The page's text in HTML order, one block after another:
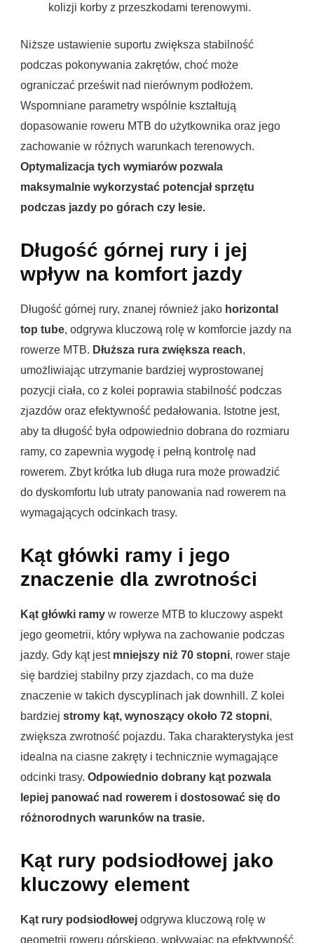
kolizji korby z przeszkodami terenowymi.
Niższe ustawienie suportu zwiększa stabilność
podczas pokonywania zakrętów, choć może
ograniczać prześwit nad nierównym podłożem.
Wspomniane parametry wspólnie kształtują
dopasowanie roweru MTB do użytkownika oraz jego
zachowanie w różnych warunkach terenowych.
Optymalizacja tych wymiarów pozwala
maksymalnie wykorzystać potencjał sprzętu
podczas jazdy po górach czy lesie.
Długość górnej rury i jej
wpływ na komfort jazdy
Długość górnej rury, znanej również jako horizontal
top tube, odgrywa kluczową rolę w komforcie jazdy na
rowerze MTB. Dłuższa rura zwiększa reach,
umożliwiając utrzymanie bardziej wyprostowanej
pozycji ciała, co z kolei poprawia stabilność podczas
zjazdów oraz efektywność pedałowania. Istotne jest,
aby ta długość była odpowiednio dobrana do rozmiaru
ramy, co zapewnia wygodę i pełną kontrolę nad
rowerem. Zbyt krótka lub długa rura może prowadzić
do dyskomfortu lub utraty panowania nad rowerem na
wymagających odcinkach trasy.
Kąt główki ramy i jego
znaczenie dla zwrotności
Kąt główki ramy w rowerze MTB to kluczowy aspekt
jego geometrii, który wpływa na zachowanie podczas
jazdy. Gdy kąt jest mniejszy niż 70 stopni, rower staje
się bardziej stabilny przy zjazdach, co ma duże
znaczenie w takich dyscyplinach jak downhill. Z kolei
bardziej stromy kąt, wynoszący około 72 stopni,
zwiększa zwrotność pojazdu. Taka charakterystyka jest
idealna na ciasne zakręty i technicznie wymagające
odcinki trasy. Odpowiednio dobrany kąt pozwala
lepiej panować nad rowerem i dostosować się do
różnorodnych warunków na trasie.
Kąt rury podsiodłowej jako
kluczowy element
Kąt rury podsiodłowej odgrywa kluczową rolę w
geometrii roweru górskiego, wpływając na efektywność